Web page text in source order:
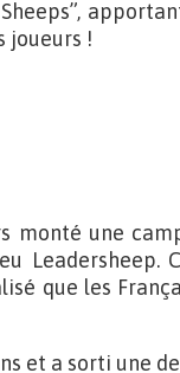
joueurs !
monté une
Leadersheep.
que les
et a sorti une